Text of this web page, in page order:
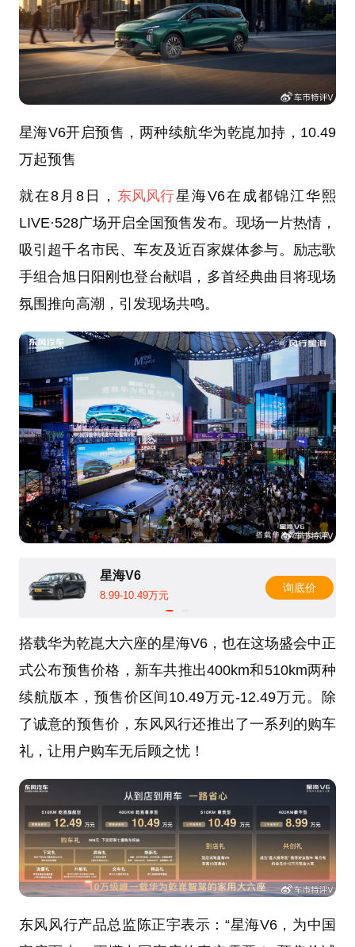
星海V6开启预售，两种续航华为乾崑加持，10.49
万起预售
就在8月8日， 东风风行星海V6在成都锦江华熙
LIVE·528广场开启全国预售发布。现场一片热情，
吸引超千名市民、车友及近百家媒体参与。励志歌
手组合旭日阳刚也登台献唱，多首经典曲目将现场
氛围推向高潮，引发现场共鸣。
星海V6
8.99-10.49万元
询底价
搭载华为乾崑大六座的星海V6，也在这场盛会中正
式公布预售价格，新车共推出400km和510km两种
续航版本，预售价区间10.49万元-12.49万元。除
了诚意的预售价，东风风行还推出了一系列的购车
礼，让用户购车无后顾之忧！
东风风行产品总监陈正宇表示：“星海V6，为中国